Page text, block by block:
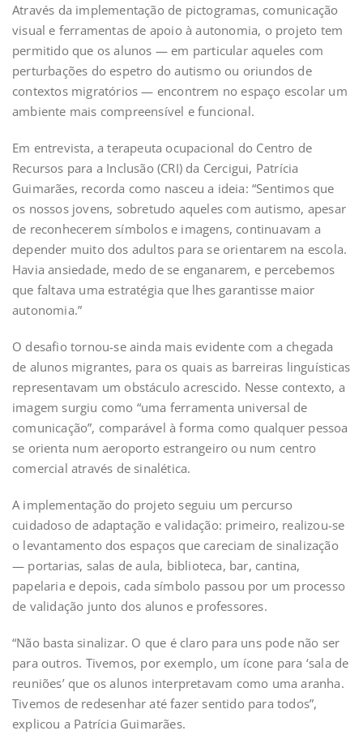
Através da implementação de pictogramas, comunicação
visual e ferramentas de apoio à autonomia, o projeto tem
permitido que os alunos — em particular aqueles com
perturbações do espetro do autismo ou oriundos de
contextos migratórios — encontrem no espaço escolar um
ambiente mais compreensível e funcional.
Em entrevista, a terapeuta ocupacional do Centro de
Recursos para a Inclusão (CRI) da Cercigui, Patrícia
Guimarães, recorda como nasceu a ideia: “Sentimos que
os nossos jovens, sobretudo aqueles com autismo, apesar
de reconhecerem símbolos e imagens, continuavam a
depender muito dos adultos para se orientarem na escola.
Havia ansiedade, medo de se enganarem, e percebemos
que faltava uma estratégia que lhes garantisse maior
autonomia.”
O desafio tornou-se ainda mais evidente com a chegada
de alunos migrantes, para os quais as barreiras linguísticas
representavam um obstáculo acrescido. Nesse contexto, a
imagem surgiu como “uma ferramenta universal de
comunicação”, comparável à forma como qualquer pessoa
se orienta num aeroporto estrangeiro ou num centro
comercial através de sinalética.
A implementação do projeto seguiu um percurso
cuidadoso de adaptação e validação: primeiro, realizou-se
o levantamento dos espaços que careciam de sinalização
— portarias, salas de aula, biblioteca, bar, cantina,
papelaria e depois, cada símbolo passou por um processo
de validação junto dos alunos e professores.
“Não basta sinalizar. O que é claro para uns pode não ser
para outros. Tivemos, por exemplo, um ícone para ‘sala de
reuniões’ que os alunos interpretavam como uma aranha.
Tivemos de redesenhar até fazer sentido para todos”,
explicou a Patrícia Guimarães.